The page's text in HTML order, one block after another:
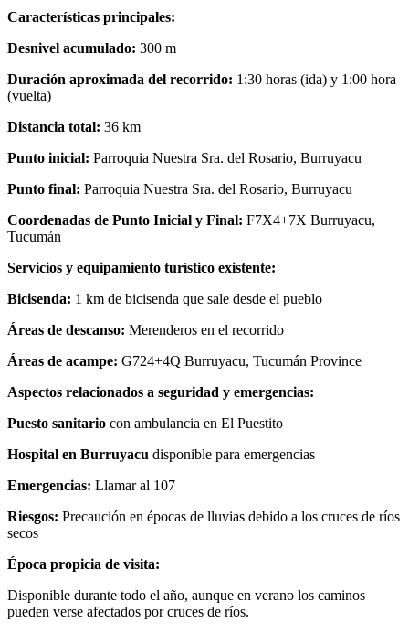
Características principales:
Desnivel acumulado: 300 m
Duración aproximada del recorrido: 1:30 horas (ida) y 1:00 hora
(vuelta)
Distancia total: 36 km
Punto inicial: Parroquia Nuestra Sra. del Rosario, Burruyacu
Punto final: Parroquia Nuestra Sra. del Rosario, Burruyacu
Coordenadas de Punto Inicial y Final: F7X4+7X Burruyacu,
Tucumán
Servicios y equipamiento turístico existente:
Bicisenda: 1 km de bicisenda que sale desde el pueblo
Áreas de descanso: Merenderos en el recorrido
Áreas de acampe: G724+4Q Burruyacu, Tucumán Province
Aspectos relacionados a seguridad y emergencias:
Puesto sanitario con ambulancia en El Puestito
Hospital en Burruyacu disponible para emergencias
Emergencias: Llamar al 107
Riesgos: Precaución en épocas de lluvias debido a los cruces de ríos
secos
Época propicia de visita:
Disponible durante todo el año, aunque en verano los caminos
pueden verse afectados por cruces de ríos.